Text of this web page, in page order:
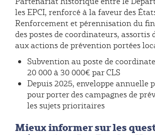
les EPCI, renforcé à la faveur des
Renforcement et pérennisation du
des postes de coordinateurs, assortis
aux actions de prévention portées
Subvention au poste de
20 000 à 30 000€ par CLS
Depuis 2025, enveloppe annuelle
pour porter des campagnes de
les sujets prioritaires
Mieux informer sur les